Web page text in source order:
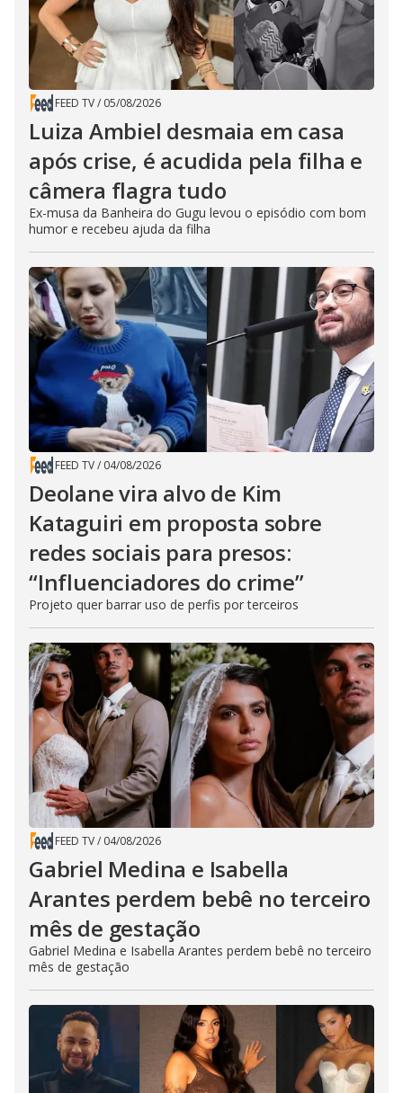
FEED TV/ 05/08/2026
Luiza Ambiel desmaia em casa
após crise, é acudida pela filha e
câmera flagra tudo
Ex-musa da Banheira do Gugu levou o episódio com bom
humor e recebeu ajuda da filha
FEED TV/ 04/08/2026
Deolane vira alvo de Kim
Kataguiri em proposta sobre
redes sociais para presos:
“Influenciadores do crime”
Projeto quer barrar uso de perfis por terceiros
FEED TV/ 04/08/2026
Gabriel Medina e Isabella
Arantes perdem bebê no terceiro
mês de gestação
Gabriel Medina e Isabella Arantes perdem bebê no terceiro
mês de gestação